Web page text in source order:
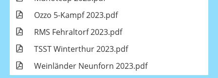
Ozzo 5-Kampf 2023.pdf
RMS Fehraltorf 2023.pdf
TSST Winterthur 2023.pdf
Weinländer Neunforn 2023.pdf